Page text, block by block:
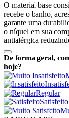
O material base
recebe o banho,
garante uma
o níquel em sua
antialérgica
De forma geral,
hoje?
Regular
Satisfeito